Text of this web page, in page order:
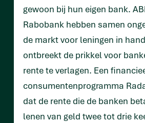
gewoon bij hun eigen bank.
Rabobank hebben samen
de markt voor leningen in
ontbreekt de prikkel voor
rente te verlagen. Een
consumentenprogramma
dat de rente die de banken
lenen van geld twee tot drie